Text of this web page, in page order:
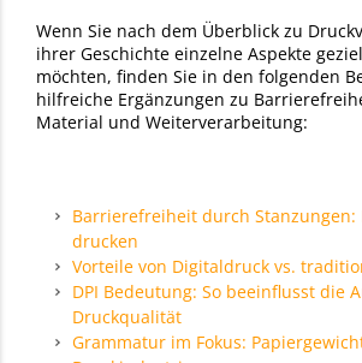
Wenn Sie nach dem Überblick zu
ihrer Geschichte einzelne Aspekte
möchten, finden Sie in den folgenden
hilfreiche Ergänzungen zu
Material und Weiterverarbeitung:
Barrierefreiheit durch
drucken
Vorteile von Digitaldruck vs.
DPI Bedeutung: So beeinflusst die
Druckqualität
Grammatur im Fokus: